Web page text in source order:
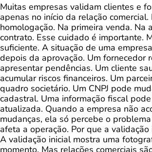
Muitas empresas validam clientes e
apenas no início da relação
homologação. Na primeira venda. Na
contrato. Esse cuidado é importante.
suficiente. A situação de uma
depois da aprovação. Um fornecedor
apresentar pendências. Um cliente
acumular riscos financeiros. Um
quadro societário. Um CNPJ pode
cadastral. Uma informação fiscal
atualizada. Quando a empresa não
mudanças, ela só percebe o
afeta a operação. Por que a
A validação inicial mostra uma
momento. Mas relações comerciais